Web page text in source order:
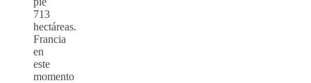
713
hectáreas.
Francia
en
este
momento